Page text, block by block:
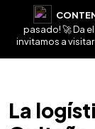
pasado! 🚀 Da
invitamos a
La